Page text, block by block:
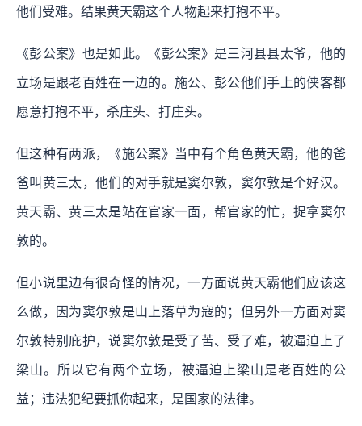
他们受难。结果黄天霸这个人物起来打抱不平。
《彭公案》也是如此。《彭公案》是三河县县太爷，他的
立场是跟老百姓在一边的。施公、彭公他们手上的侠客都
愿意打抱不平，杀庄头、打庄头。
但这种有两派，《施公案》当中有个角色黄天霸，他的爸
爸叫黄三太，他们的对手就是窦尔敦，窦尔敦是个好汉。
黄天霸、黄三太是站在官家一面，帮官家的忙，捉拿窦尔
敦的。
但小说里边有很奇怪的情况，一方面说黄天霸他们应该这
么做，因为窦尔敦是山上落草为寇的；但另外一方面对窦
尔敦特别庇护，说窦尔敦是受了苦、受了难，被逼迫上了
梁山。所以它有两个立场，被逼迫上梁山是老百姓的公
益；违法犯纪要抓你起来，是国家的法律。